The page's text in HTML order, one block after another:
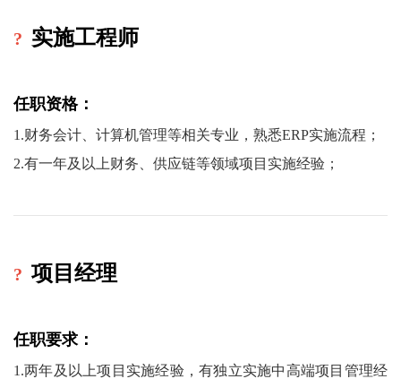
? 实施工程师
任职资格：
1.财务会计、计算机管理等相关专业， 熟悉ERP实施流程；
2.有一年及以上财务、供应链等领域项目实施经验 ；
? 项目经理
任职要求：
1.两年及 以上项目实施经验 ，有独立实施中高端项目管理经